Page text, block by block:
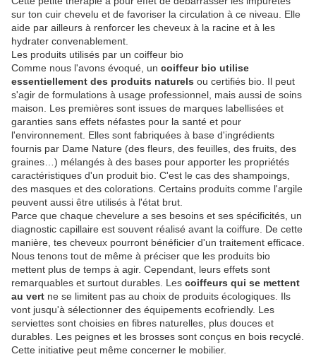
sur ton cuir chevelu et de favoriser la circulation à ce niveau. Elle
aide par ailleurs à renforcer les cheveux à la racine et à les
hydrater convenablement.
Les produits utilisés par un coiffeur bio
Comme nous l'avons évoqué, un coiffeur bio utilise
essentiellement des produits naturels ou certifiés bio. Il peut
s'agir de formulations à usage professionnel, mais aussi de soins
maison. Les premières sont issues de marques labellisées et
garanties sans effets néfastes pour la santé et pour
l'environnement. Elles sont fabriquées à base d'ingrédients
fournis par Dame Nature (des fleurs, des feuilles, des fruits, des
graines…) mélangés à des bases pour apporter les propriétés
caractéristiques d'un produit bio. C'est le cas des shampoings,
des masques et des colorations. Certains produits comme l'argile
peuvent aussi être utilisés à l'état brut.
Parce que chaque chevelure a ses besoins et ses spécificités, un
diagnostic capillaire est souvent réalisé avant la coiffure. De cette
manière, tes cheveux pourront bénéficier d'un traitement efficace.
Nous tenons tout de même à préciser que les produits bio
mettent plus de temps à agir. Cependant, leurs effets sont
remarquables et surtout durables. Les coiffeurs qui se mettent
au vert ne se limitent pas au choix de produits écologiques. Ils
vont jusqu'à sélectionner des équipements ecofriendly. Les
serviettes sont choisies en fibres naturelles, plus douces et
durables. Les peignes et les brosses sont conçus en bois recyclé.
Cette initiative peut même concerner le mobilier.